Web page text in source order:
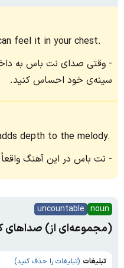
feel it in your chest.
وقتی صدای نت باس به
سینه‌ی خود احساس کنید.
depth to the melody.
نت باس در این آهنگ
noun
uncountable
(مجموعه‌ای از) صداهای
تبلیغات (تبلیغات را حذف کنید)